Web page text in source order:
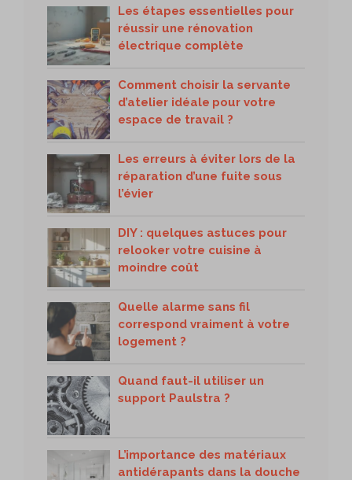
Les étapes essentielles pour
réussir une rénovation
électrique complète
Comment choisir la servante
d’atelier idéale pour votre
espace de travail ?
Les erreurs à éviter lors de la
réparation d’une fuite sous
l’évier
DIY : quelques astuces pour
relooker votre cuisine à
moindre coût
Quelle alarme sans fil
correspond vraiment à votre
logement ?
Quand faut-il utiliser un
support Paulstra ?
L’importance des matériaux
antidérapants dans la douche